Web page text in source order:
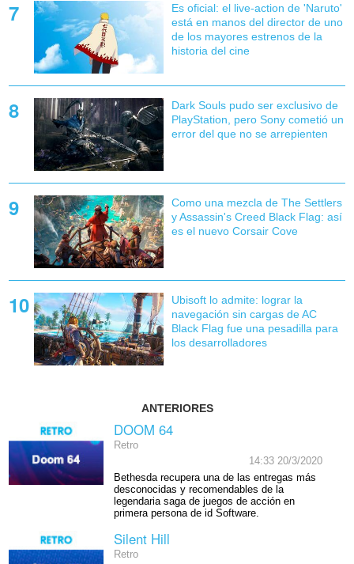
Es oficial: el live-action de 'Naruto'
está en manos del director de uno
de los mayores estrenos de la
historia del cine
Dark Souls pudo ser exclusivo de
PlayStation, pero Sony cometió un
error del que no se arrepienten
Como una mezcla de The Settlers
y Assassin's Creed Black Flag: así
es el nuevo Corsair Cove
Ubisoft lo admite: lograr la
navegación sin cargas de AC
Black Flag fue una pesadilla para
los desarrolladores
ANTERIORES
DOOM 64
Retro
14:33 20/3/2020
Bethesda recupera una de las entregas más
desconocidas y recomendables de la
legendaria saga de juegos de acción en
primera persona de id Software.
Silent Hill
Retro